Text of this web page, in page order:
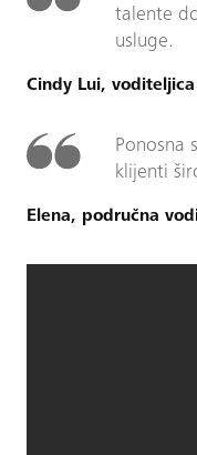
talente
usluge.
Cindy Lui,
Ponosna
klijenti
Elena, područna